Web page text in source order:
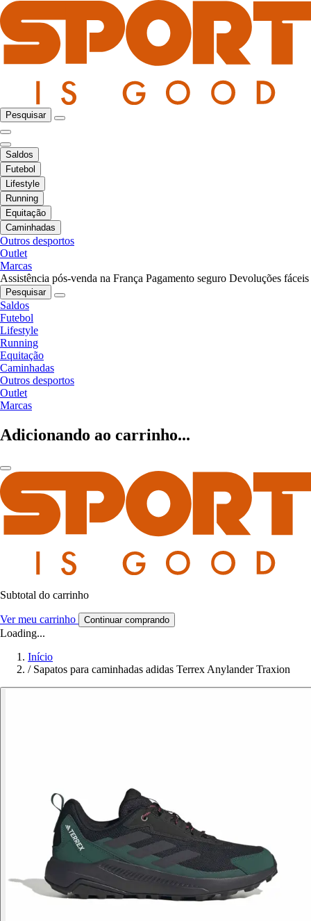
Pesquisar
Saldos
Futebol
Lifestyle
Running
Equitação
Caminhadas
Outros desportos
Outlet
Marcas
Assistência pós-venda na França Pagamento seguro Devoluções fáceis
Pesquisar
Saldos
Futebol
Lifestyle
Running
Equitação
Caminhadas
Outros desportos
Outlet
Marcas
Adicionando ao carrinho...
Subtotal do carrinho
Ver meu carrinho Continuar comprando
Loading...
Início
/ Sapatos para caminhadas adidas Terrex Anylander Traxion